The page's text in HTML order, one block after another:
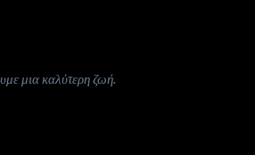
μια καλύτερη ζωή.